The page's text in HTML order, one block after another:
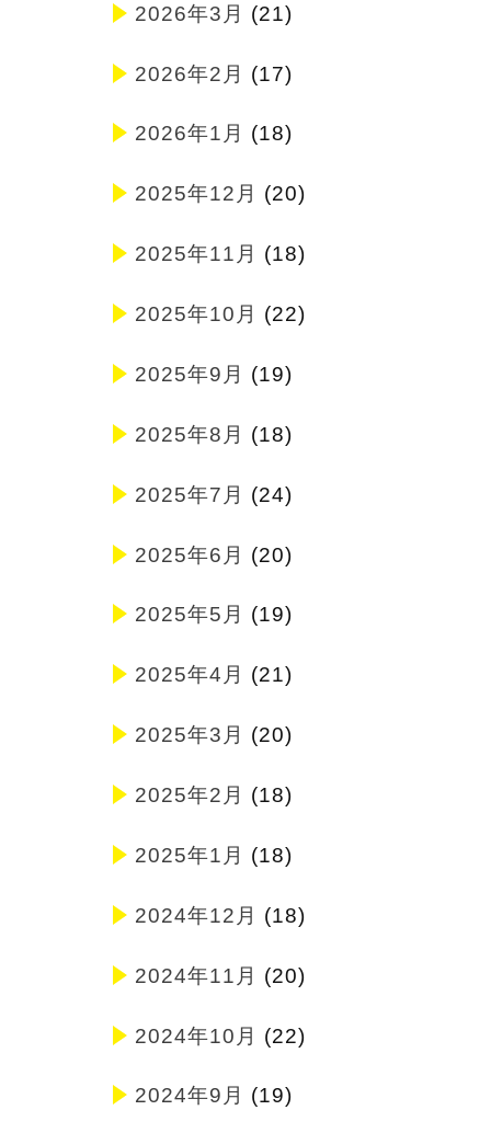
2026年3月 (21)
2026年2月 (17)
2026年1月 (18)
2025年12月 (20)
2025年11月 (18)
2025年10月 (22)
2025年9月 (19)
2025年8月 (18)
2025年7月 (24)
2025年6月 (20)
2025年5月 (19)
2025年4月 (21)
2025年3月 (20)
2025年2月 (18)
2025年1月 (18)
2024年12月 (18)
2024年11月 (20)
2024年10月 (22)
2024年9月 (19)